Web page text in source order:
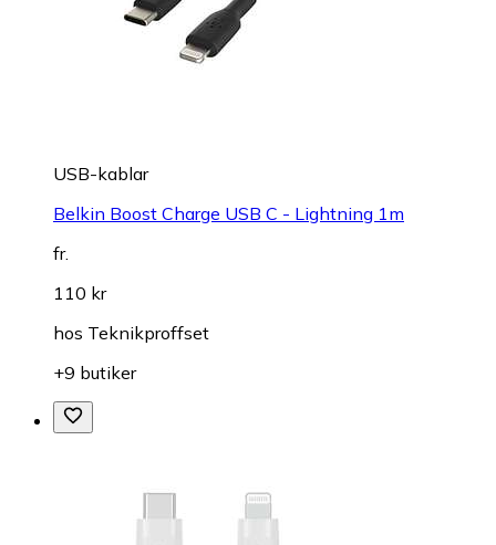
USB-kablar
Belkin Boost Charge USB C - Lightning 1m
fr.
110 kr
hos Teknikproffset
+9 butiker